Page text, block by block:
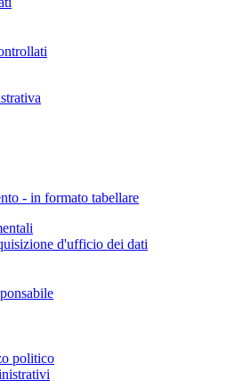
- in formato tabellare
d'ufficio dei dati
politico